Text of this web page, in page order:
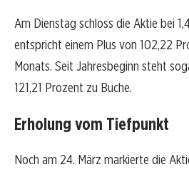
Am Dienstag schloss die Aktie bei
entspricht einem Plus von 102,22
Monats. Seit Jahresbeginn steht
121,21 Prozent zu Buche.
Erholung vom Tiefpunkt
Noch am 24. März markierte die